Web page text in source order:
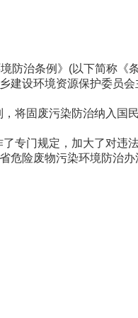
治条例》(以下简称《条
设环境资源保护委员
固废污染防治纳入国
门规定，加大了对违法
险废物污染环境防治